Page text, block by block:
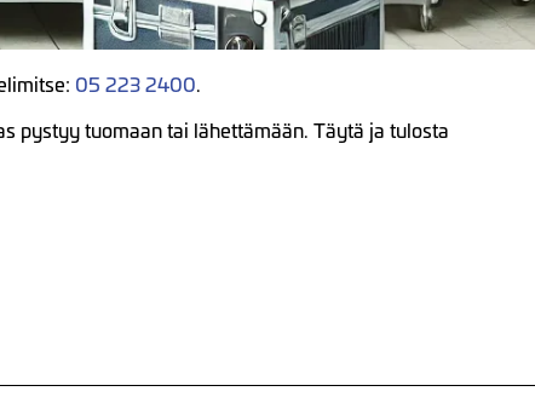
05 223 2400.
pystyy tuomaan tai lähettämään. Täytä ja tulosta